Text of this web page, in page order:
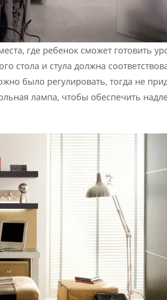
где ребенок сможет готовить
стола и стула должна
было регулировать, тогда не
лампа, чтобы обеспечить